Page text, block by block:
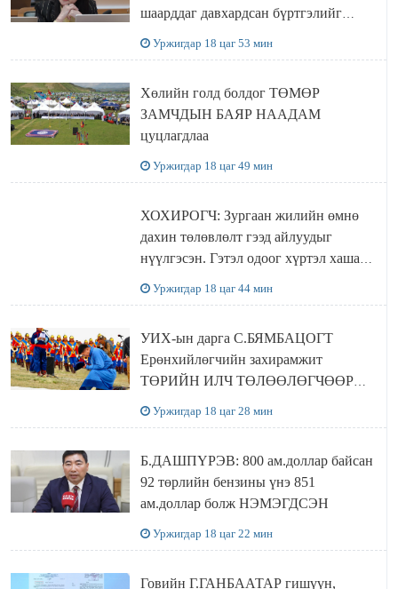
шаарддаг давхардсан бүртгэлийг
Уржигдар 18 цаг 53 мин
Хөлийн голд болдог ТӨМӨР
ЗАМЧДЫН БАЯР НААДАМ
цуцлагдлаа
Уржигдар 18 цаг 49 мин
ХОХИРОГЧ: Зургаан жилийн өмнө
дахин төлөвлөлт гээд айлуудыг
нүүлгэсэн. Гэтэл одоог хүртэл хашаа
Уржигдар 18 цаг 44 мин
УИХ-ын дарга С.БЯМБАЦОГТ
Ерөнхийлөгчийн захирамжит
ТӨРИЙН ИЛЧ ТӨЛӨӨЛӨГЧӨӨР
Уржигдар 18 цаг 28 мин
Б.ДАШПҮРЭВ: 800 ам.доллар байсан
92 төрлийн бензины үнэ 851
ам.доллар болж НЭМЭГДСЭН
Уржигдар 18 цаг 22 мин
Говийн Г.ГАНБААТАР гишүүн,